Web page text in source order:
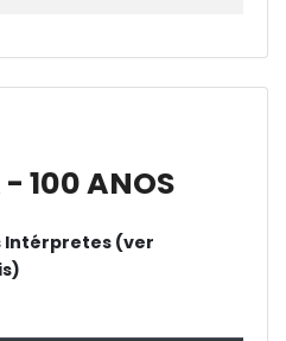
100 ANOS
Intérpretes (ver